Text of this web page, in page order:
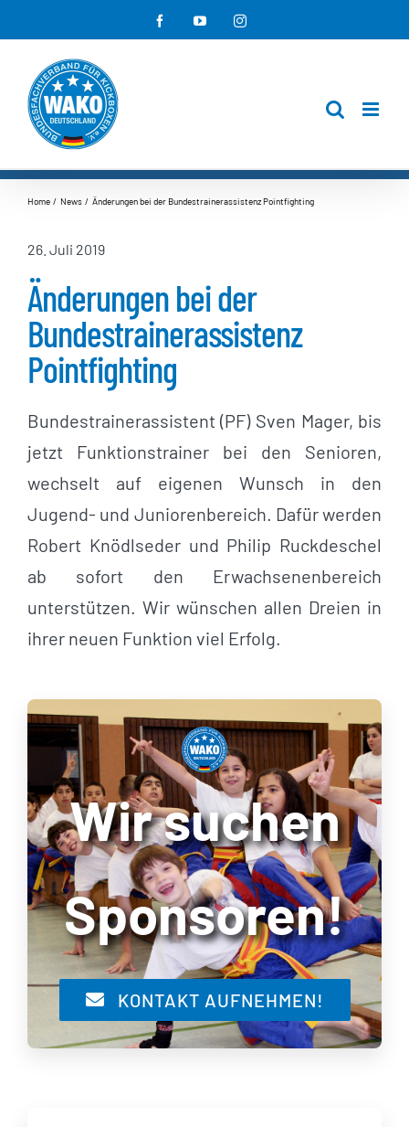
Inhalt
springen
FacebookYouTubeInstagram
Home News Änderungen bei der Bundestrainerassistenz Pointfighting
26. Juli 2019
Änderungen bei der
Bundestrainerassistenz
Pointfighting
Bundestrainerassistent (PF) Sven Mager, bis
jetzt Funktionstrainer bei den Senioren,
wechselt auf eigenen Wunsch in den
Jugend- und Juniorenbereich. Dafür werden
Robert Knödlseder und Philip Ruckdeschel
ab sofort den Erwachsenenbereich
unterstützen. Wir wünschen allen Dreien in
ihrer neuen Funktion viel Erfolg.
Wir suchen
Sponsoren!
KONTAKT AUFNEHMEN!